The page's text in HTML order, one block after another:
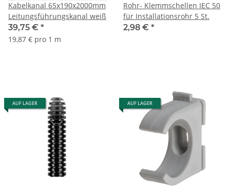
Kabelkanal 65x190x2000mm
Leitungsführungskanal weiß
39,75 € *
19,87 € pro 1 m
Rohr- Klemmschellen IEC 50
für Installationsrohr 5 St.
2,98 € *
AUF LAGER AUF LAGER